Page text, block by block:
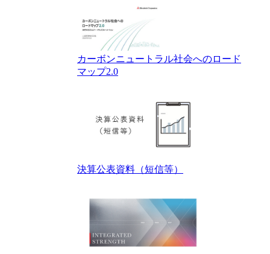
カーボンニュートラル社会へのロード
マップ2.0
決算公表資料（短信等）